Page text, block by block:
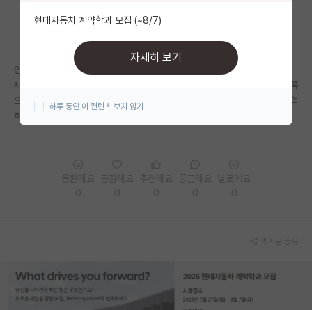
미국 유학 게시판
미국 대학원 합격 후기 게시판
대학원 합격 후기 게시판
임용 후기 게시판
안녕하세요 건동홍 건축학과 졸업 후
제가 공학을 학부 중에 너무 못 배운 것 같아 미련이 남아 스마트건설도시 쪽
으로 대학원을 진학하고 싶은데요, 혹시 이 분야 대학원 졸업 시 어디로 취업
하게 되나요? 건설 쪽 대학원 졸업 후의 방향성이 궁금합니다.
현대자동차 계약학과 모집 (~8/7)
자세히 보기
하루 동안 이 컨텐츠 보지 않기